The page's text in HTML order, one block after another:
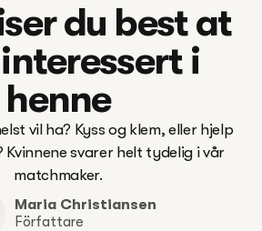
du best at
i
henne
vil ha? Kyss og klem, eller hjelp
Kvinnene svarer helt tydelig i vår
Maria Christiansen
Författare